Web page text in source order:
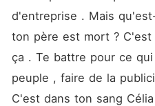
d'entreprise . Mais
ton père est mort ?
ça . Te battre pour ce
peuple , faire de la
C'est dans ton sang